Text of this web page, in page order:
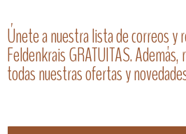
Únete a nuestra lista de correos y
Feldenkrais GRATUITAS.
todas nuestras ofertas y